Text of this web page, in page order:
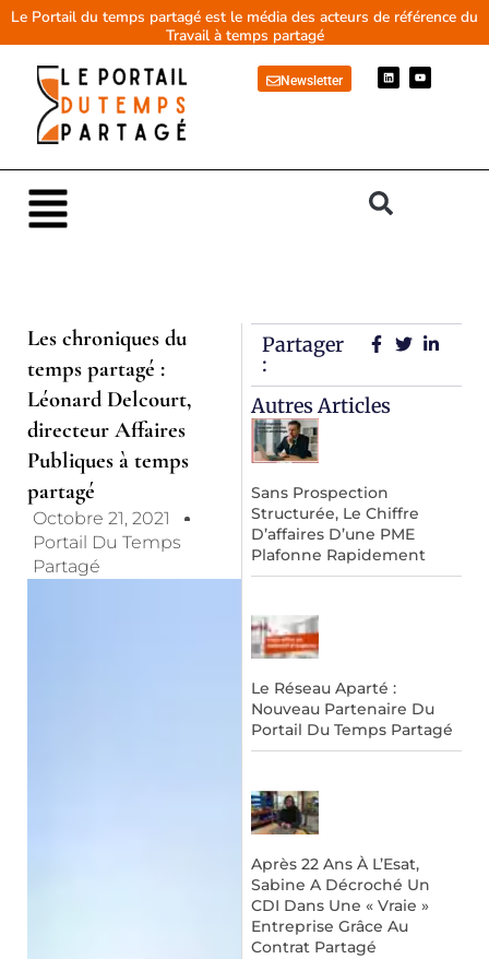
AllerLe Portail du temps partagé est le média des acteurs de référence du
Travail à temps partagé
Newsletter
L
i
n
Y
o
u
Main
Menu
Les chroniques du
temps partagé :
Léonard Delcourt,
directeur Affaires
Publiques à temps
partagé
Octobre 21, 2021
Portail Du Temps
Partagé
Partager
:
Autres Articles
Sans Prospection
Structurée, Le Chiffre
D’affaires D’une PME
Plafonne Rapidement
Le Réseau Aparté :
Nouveau Partenaire Du
Portail Du Temps Partagé
Après 22 Ans À L’Esat,
Sabine A Décroché Un
CDI Dans Une « Vraie »
Entreprise Grâce Au
Contrat Partagé